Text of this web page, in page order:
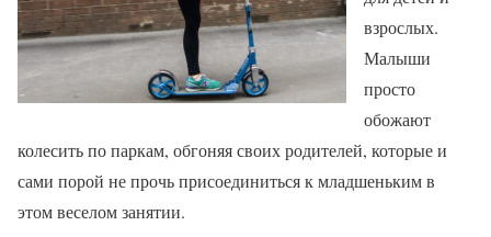
взрослых.
Малыши
просто
обожают
колесить по паркам, обгоняя своих родителей, которые и
сами порой не прочь присоединиться к младшеньким в
этом веселом занятии.